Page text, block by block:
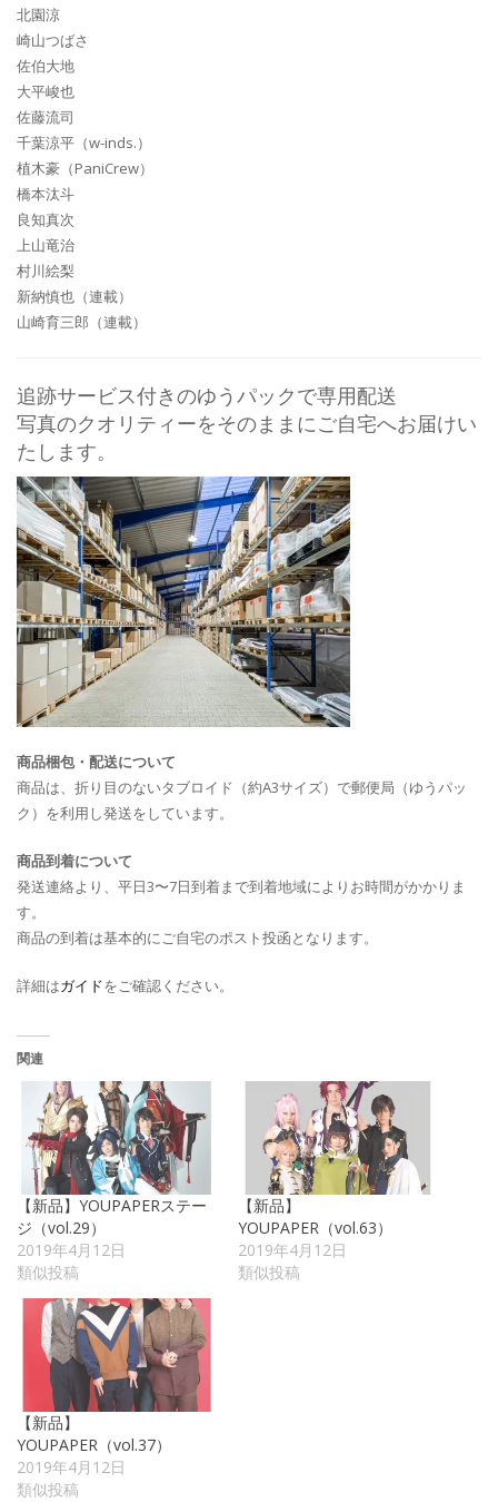
北園涼
崎山つばさ
佐伯大地
大平峻也
佐藤流司
千葉涼平（w-inds.）
植木豪（PaniCrew）
橋本汰斗
良知真次
上山竜治
村川絵梨
新納慎也（連載）
山崎育三郎（連載）
追跡サービス付きのゆうパックで専用配送
写真のクオリティーをそのままにご自宅へお届けい
たします。
商品梱包・配送について
商品は、折り目のないタブロイド（約A3サイズ）で郵便局（ゆうパッ
ク）を利用し発送をしています。
商品到着について
発送連絡より、平日3〜7日到着まで到着地域によりお時間がかかりま
す。
商品の到着は基本的にご自宅のポスト投函となります。
詳細はガイドをご確認ください。
関連
【新品】YOUPAPERステー
ジ（vol.29）
2019年4月12日
類似投稿
【新品】
YOUPAPER（vol.63）
2019年4月12日
類似投稿
【新品】
YOUPAPER（vol.37）
2019年4月12日
類似投稿